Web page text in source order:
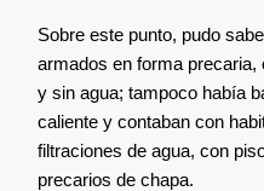
Sobre este punto, pudo
armados en forma
y sin agua; tampoco había
caliente y contaban con
filtraciones de agua, con
precarios de chapa.